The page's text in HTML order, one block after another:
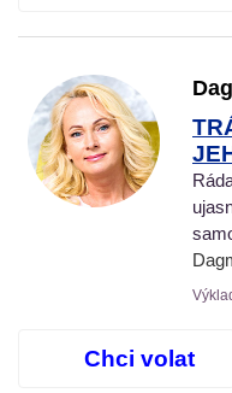
Chci volat